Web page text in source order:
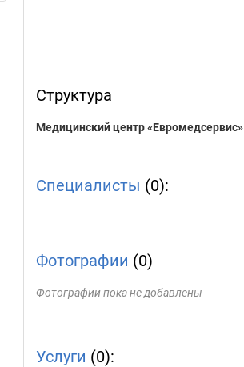
Структура
Медицинский центр «Евромедсервис»
Специалисты (0):
Фотографии (0)
Фотографии пока не добавлены
Услуги (0):